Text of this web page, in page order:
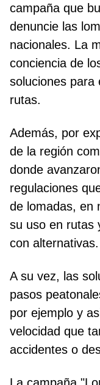
campaña que
denuncie las
nacionales. La
conciencia de
soluciones para
rutas.
Además, por
de la región
donde
regulaciones
de lomadas, en
su uso en rutas
con alternativas.
A su vez, las
pasos
por ejemplo y
velocidad que
accidentes o